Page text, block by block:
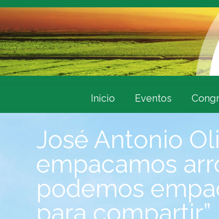
Inicio Eventos
José Antonio
empacamos
podemos
para compartir”